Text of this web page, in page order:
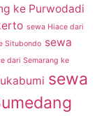
ke Purwodadi
sewa Hiace dari
Situbondo sewa
dari Semarang ke
sewa